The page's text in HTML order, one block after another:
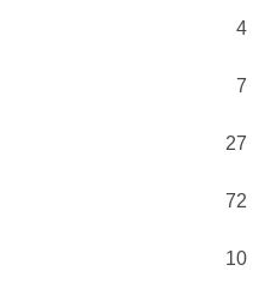
4
7
27
72
10